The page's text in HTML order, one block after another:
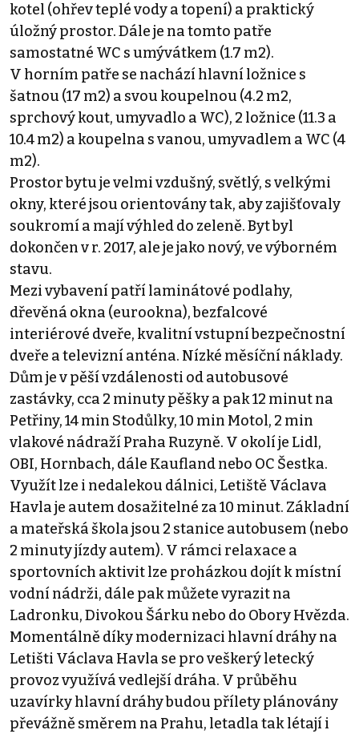
kotel (ohřev teplé vody a topení) a praktický
úložný prostor. Dále je na tomto patře
samostatné WC s umývátkem (1.7 m2).
V horním patře se nachází hlavní ložnice s
šatnou (17 m2) a svou koupelnou (4.2 m2,
sprchový kout, umyvadlo a WC), 2 ložnice (11.3 a
10.4 m2) a koupelna s vanou, umyvadlem a WC (4
m2).
Prostor bytu je velmi vzdušný, světlý, s velkými
okny, které jsou orientovány tak, aby zajišťovaly
soukromí a mají výhled do zeleně. Byt byl
dokončen v r. 2017, ale je jako nový, ve výborném
stavu.
Mezi vybavení patří laminátové podlahy,
dřevěná okna (eurookna), bezfalcové
interiérové dveře, kvalitní vstupní bezpečnostní
dveře a televizní anténa. Nízké měsíční náklady.
Dům je v pěší vzdálenosti od autobusové
zastávky, cca 2 minuty pěšky a pak 12 minut na
Petřiny, 14 min Stodůlky, 10 min Motol, 2 min
vlakové nádraží Praha Ruzyně. V okolí je Lidl,
OBI, Hornbach, dále Kaufland nebo OC Šestka.
Využít lze i nedalekou dálnici, Letiště Václava
Havla je autem dosažitelné za 10 minut. Základní
a mateřská škola jsou 2 stanice autobusem (nebo
2 minuty jízdy autem). V rámci relaxace a
sportovních aktivit lze proházkou dojít k místní
vodní nádrži, dále pak můžete vyrazit na
Ladronku, Divokou Šárku nebo do Obory Hvězda.
Momentálně díky modernizaci hlavní dráhy na
Letišti Václava Havla se pro veškerý letecký
provoz využívá vedlejší dráha. V průběhu
uzavírky hlavní dráhy budou přílety plánovány
převážně směrem na Prahu, letadla tak létají i